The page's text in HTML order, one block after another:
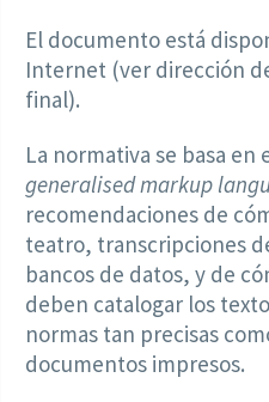
El documento está
Internet (ver dirección
final).
La normativa se basa en
generalised markup
recomendaciones de
teatro, transcripciones
bancos de datos, y de
deben catalogar los
normas tan precisas
documentos impresos.